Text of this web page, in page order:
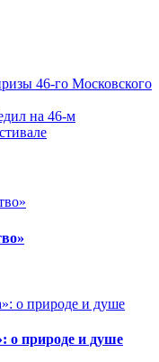
46-го Московского
на 46-м
о природе и душе